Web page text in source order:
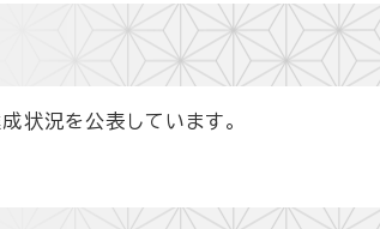
状況を公表しています。